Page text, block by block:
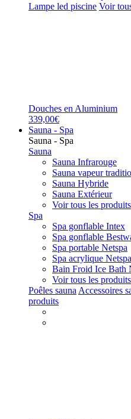
Lampe led piscine Voir
Douches en Aluminium
339,00€
Sauna - Spa
Sauna - Spa
Sauna
Sauna Infrarouge
Sauna vapeur
Sauna Hybride
Sauna Extérieur
Voir tous les produits
Spa
Spa gonflable Intex
Spa gonflable
Spa portable Netspa
Spa acrylique Netspa
Bain Froid Ice Bath
Voir tous les produits
Poêles sauna Accessoires
produits